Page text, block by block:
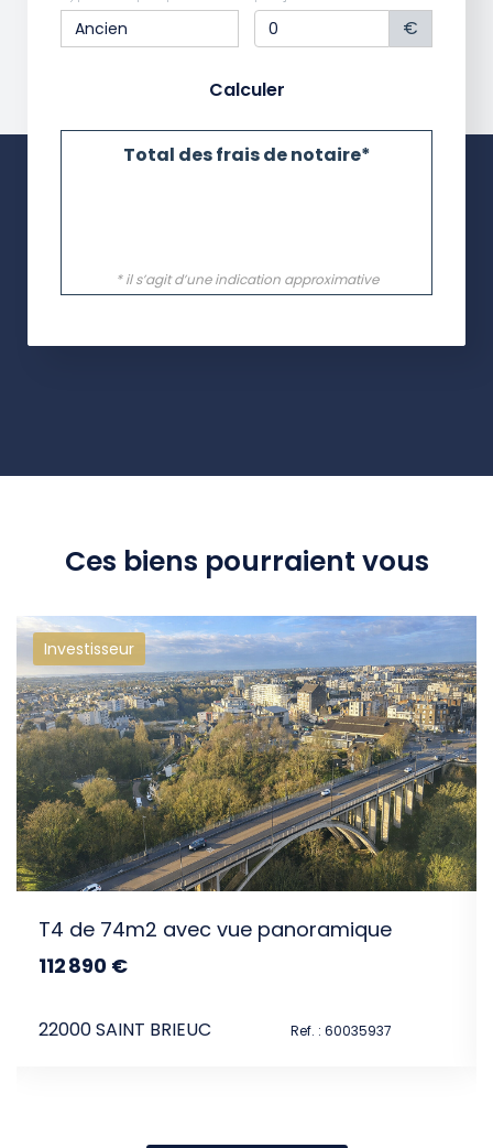
Ces biens pourraient vous
intéresser
Investisseur
T4 de 74m2 avec vue panoramique
112 890 €
22000 SAINT BRIEUC Ref. : 60035937